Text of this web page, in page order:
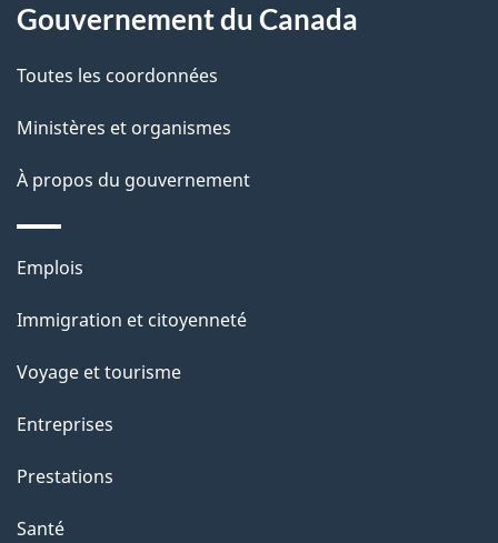
i
l
s
d
e
l
a
p
a
g
e
propos
de
ce
site
Gouvernement du Canada
Toutes les coordonnées
Ministères et organismes
À propos du gouvernement
Thèmes
sujets
Emplois
Immigration et citoyenneté
Voyage et tourisme
Entreprises
Prestations
Santé